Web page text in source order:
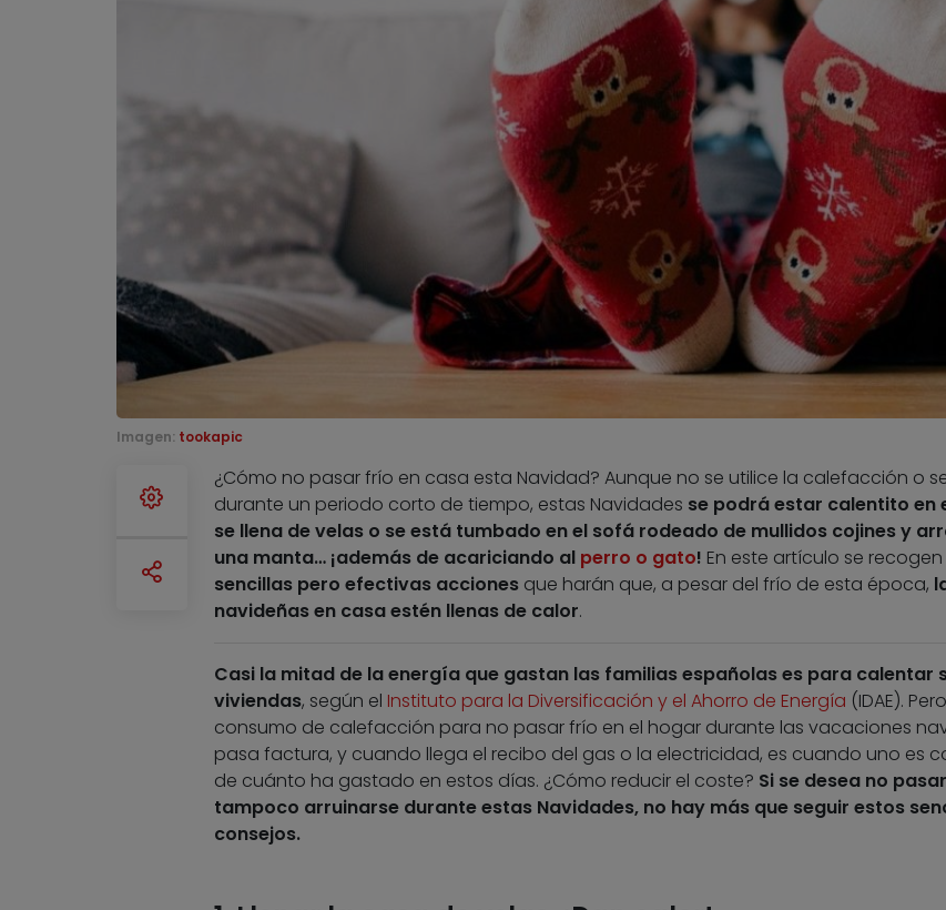
Imagen: tookapic
¿Cómo no pasar frío en casa esta Navidad? Aunque no se utilice la calefacción o
durante un periodo corto de tiempo, estas Navidades se podrá estar calentito en
se llena de velas o se está tumbado en el sofá rodeado de mullidos cojines y
una manta… ¡además de acariciando al perro o gato! En este artículo se recogen
sencillas pero efectivas accionesque harán que, a pesar del frío de esta época,
navideñas en casa estén llenas de calor.
Casi la mitad de la energía que gastan las familias españolas es para calentar
viviendas, según el Instituto para la Diversificación y el Ahorro de Energía (IDAE).
consumo de calefacción para no pasar frío en el hogar durante las vacaciones
pasa factura, y cuando llega el recibo del gas o la electricidad, es cuando uno es
de cuánto ha gastado en estos días. ¿Cómo reducir el coste? Si se desea no
tampoco arruinarse durante estas Navidades, no hay más que seguir estos
consejos.